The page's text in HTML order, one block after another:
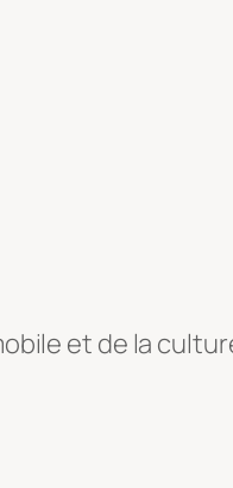
et de la